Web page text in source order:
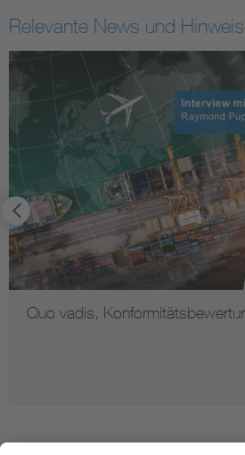
Relevante News und
Quo vadis,